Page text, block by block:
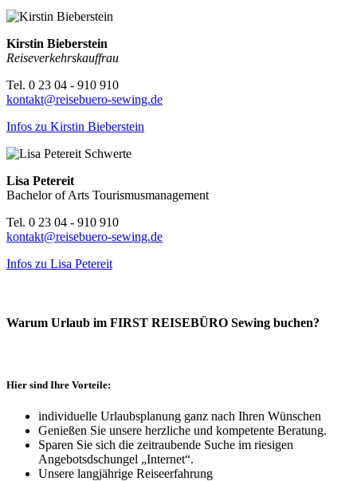
Kirstin Bieberstein
Reiseverkehrskauffrau
Tel. 0 23 04 - 910 910
kontakt@reisebuero-sewing.de
Infos zu Kirstin Bieberstein
Lisa Petereit
Bachelor of Arts Tourismusmanagement
Tel. 0 23 04 - 910 910
kontakt@reisebuero-sewing.de
Infos zu Lisa Petereit
Warum Urlaub im FIRST REISEBÜRO Sewing buchen?
Hier sind Ihre Vorteile:
individuelle Urlaubsplanung ganz nach Ihren Wünschen
Genießen Sie unsere herzliche und kompetente Beratung.
Sparen Sie sich die zeitraubende Suche im riesigen
Angebotsdschungel „Internet“.
Unsere langjährige Reiseerfahrung